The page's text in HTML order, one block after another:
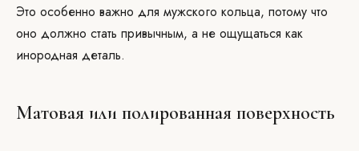
Это особенно важно для мужского кольца, потому что
оно должно стать привычным, а не ощущаться как
инородная деталь.
Матовая или полированная поверхность